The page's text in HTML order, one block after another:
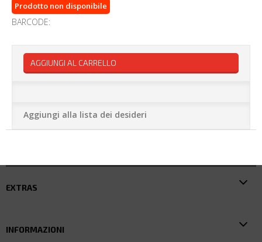
Prodotto non disponibile
BARCODE:
AGGIUNGI AL CARRELLO
Aggiungi alla lista dei desideri
EXTRAS
INFORMAZIONI